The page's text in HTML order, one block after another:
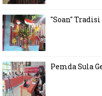
"Soan"
Pemda Sula